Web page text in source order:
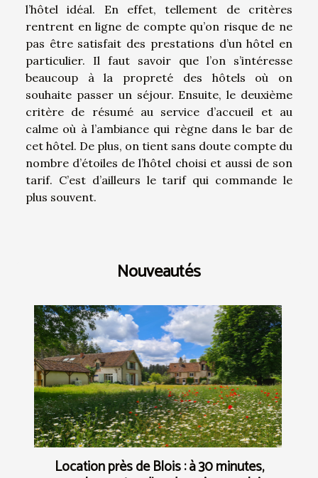
l’hôtel idéal. En effet, tellement de critères
rentrent en ligne de compte qu’on risque de ne
pas être satisfait des prestations d’un hôtel en
particulier. Il faut savoir que l’on s’intéresse
beaucoup à la propreté des hôtels où on
souhaite passer un séjour. Ensuite, le deuxième
critère de résumé au service d’accueil et au
calme où à l’ambiance qui règne dans le bar de
cet hôtel. De plus, on tient sans doute compte du
nombre d’étoiles de l’hôtel choisi et aussi de son
tarif. C’est d’ailleurs le tarif qui commande le
plus souvent.
Nouveautés
Location près de Blois : à 30 minutes,